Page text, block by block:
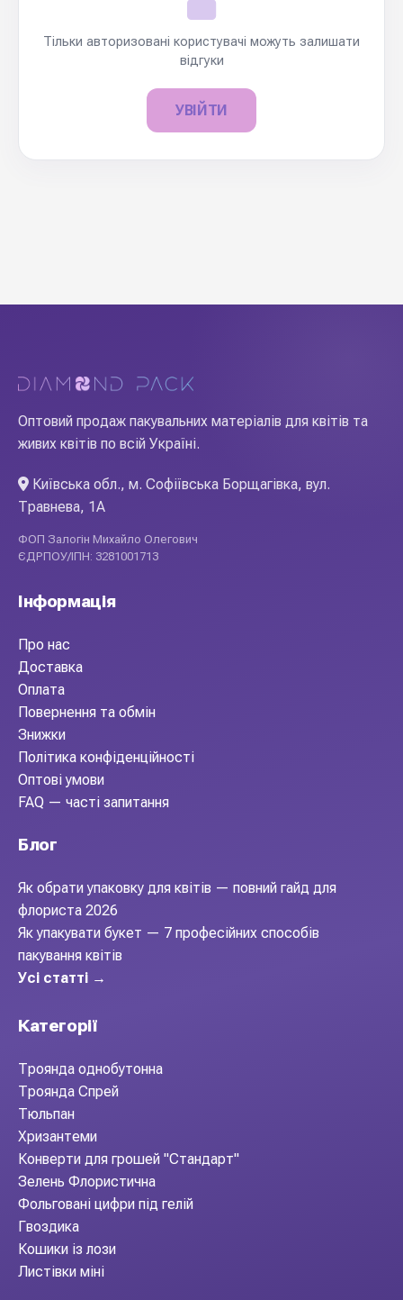
Тільки авторизовані користувачі можуть залишати
відгуки
УВІЙТИ
Оптовий продаж пакувальних матеріалів для квітів та
живих квітів по всій Україні.
Київська обл., м. Софіївська Борщагівка, вул.
Травнева, 1А
ФОП Залогін Михайло Олегович
ЄДРПОУ/ІПН: 3281001713
Інформація
Про нас
Доставка
Оплата
Повернення та обмін
Знижки
Політика конфіденційності
Оптові умови
FAQ — часті запитання
Блог
Як обрати упаковку для квітів — повний гайд для
флориста 2026
Як упакувати букет — 7 професійних способів
пакування квітів
Усі статті →
Категорії
Троянда однобутонна
Троянда Спрей
Тюльпан
Хризантеми
Конверти для грошей "Стандарт"
Зелень Флористична
Фольговані цифри під гелій
Гвоздика
Кошики із лози
Листівки міні